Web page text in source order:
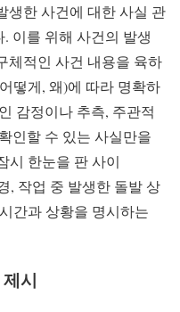
생한 사건에 대한 사실 관
이를 위해 사건의 발생
체적인 사건 내용을 육하
떻게, 왜)에 따라 명확하
감정이나 추측, 주관적
인할 수 있는 사실만을
시 한눈을 판 사이
, 작업 중 발생한 돌발 상
간과 상황을 명시하는
시